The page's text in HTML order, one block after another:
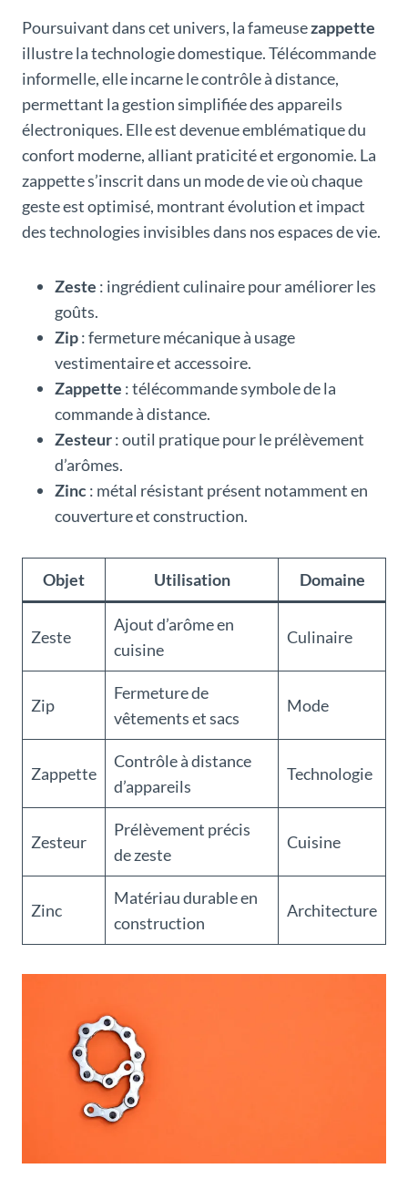
Poursuivant dans cet univers, la fameusezappette
illustre la technologie domestique. Télécommande
informelle, elle incarne le contrôle à distance,
permettant la gestion simplifiée des appareils
électroniques. Elle est devenue emblématique du
confort moderne, alliant praticité et ergonomie. La
zappette s’inscrit dans un mode de vie où chaque
geste est optimisé, montrant évolution et impact
des technologies invisibles dans nos espaces de vie.
Zeste : ingrédient culinaire pour améliorer les
goûts.
Zip: fermeture mécanique à usage
vestimentaire et accessoire.
Zappette : télécommande symbole de la
commande à distance.
Zesteur: outil pratique pour le prélèvement
d’arômes.
Zinc: métal résistant présent notamment en
couverture et construction.
Objet Utilisation Domaine
Zeste
Ajout d’arôme en
cuisine
Culinaire
Zip
Fermeture de
vêtements et sacs
Mode
Zappette
Contrôle à distance
d’appareils
Technologie
Zesteur
Prélèvement précis
de zeste
Cuisine
Zinc
Matériau durable en
construction
Architecture